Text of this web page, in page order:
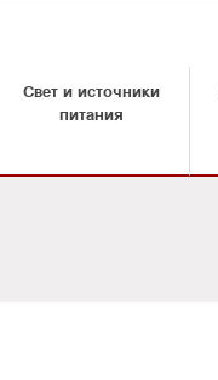
Свет и источники
питания